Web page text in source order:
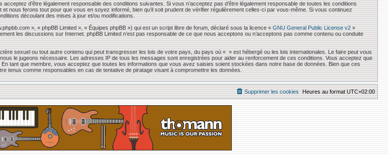
d’être légalement responsable des conditions suivantes. Si vous n’acceptez pas d’être légalement responsable de toutes les conditions
nous ferons tout pour que vous en soyez informé, bien qu’il soit prudent de vérifier régulièrement celles-ci par vous-même. Si vous continuez
découlant des mises à jour et/ou modifications.
», « phpBB Limited », « Équipes phpBB ») qui est un script libre de forum, déclaré sous la licence « GNU General Public License v2 »
les discussions sur Internet. phpBB Limited n’est pas responsable de ce que nous acceptons ou n’acceptons pas comme contenu ou conduite
sexuel ou tout autre contenu qui peut transgresser les lois de votre pays, du pays où « » est hébergé ou les lois internationales. Le faire peut vous
le jugeons nécessaire. Les adresses IP de tous les messages sont enregistrées pour aider au renforcement de ces conditions. Vous acceptez que
tant que membre, vous acceptez que toutes les informations que vous avez saisies soient stockées dans notre base de données. Bien que ces
tenus comme responsables en cas de tentative de piratage visant à compromettre les données.
Heures au format UTC+02:00
Supprimer les cookies